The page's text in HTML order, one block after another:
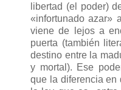
libertad (el poder)
«infortunado azar»
viene de lejos a
puerta (también
destino entre la
y mortal). Ese
que la diferencia en